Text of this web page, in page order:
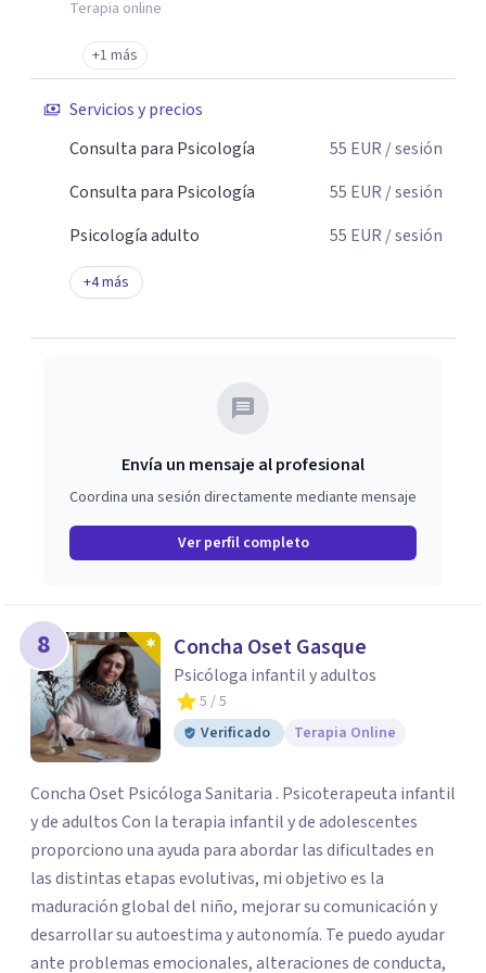
Terapia online
+1 más
Servicios y precios
Consulta para Psicología
55 EUR / sesión
Consulta para Psicología
55 EUR / sesión
Psicología adulto
55 EUR / sesión
+4más
Envía un mensaje al profesional
Coordina una sesión directamente mediante mensaje
Ver perfil completo
8 Concha Oset Gasque
Psicóloga infantil y adultos
5 / 5
Verificado
Terapia Online
Concha Oset Psicóloga Sanitaria . Psicoterapeuta infantil
y de adultos Con la terapia infantil y de adolescentes
proporciono una ayuda para abordar las dificultades en
las distintas etapas evolutivas, mi objetivo es la
maduración global del niño, mejorar su comunicación y
desarrollar su autoestima y autonomía. Te puedo ayudar
ante problemas emocionales, alteraciones de conducta,